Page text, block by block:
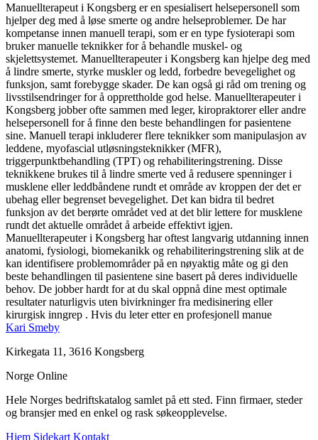
Manuellterapeut i Kongsberg er en spesialisert helsepersonell som
hjelper deg med å løse smerte og andre helseproblemer. De har
kompetanse innen manuell terapi, som er en type fysioterapi som
bruker manuelle teknikker for å behandle muskel- og
skjelettsystemet. Manuellterapeuter i Kongsberg kan hjelpe deg med
å lindre smerte, styrke muskler og ledd, forbedre bevegelighet og
funksjon, samt forebygge skader. De kan også gi råd om trening og
livsstilsendringer for å opprettholde god helse. Manuellterapeuter i
Kongsberg jobber ofte sammen med leger, kiropraktorer eller andre
helsepersonell for å finne den beste behandlingen for pasientene
sine. Manuell terapi inkluderer flere teknikker som manipulasjon av
leddene, myofascial utløsningsteknikker (MFR),
triggerpunktbehandling (TPT) og rehabiliteringstrening. Disse
teknikkene brukes til å lindre smerte ved å redusere spenninger i
musklene eller leddbåndene rundt et område av kroppen der det er
ubehag eller begrenset bevegelighet. Det kan bidra til bedret
funksjon av det berørte området ved at det blir lettere for musklene
rundt det aktuelle området å arbeide effektivt igjen.
Manuellterapeuter i Kongsberg har oftest langvarig utdanning innen
anatomi, fysiologi, biomekanikk og rehabiliteringstrening slik at de
kan identifisere problemområder på en nøyaktig måte og gi den
beste behandlingen til pasientene sine basert på deres individuelle
behov. De jobber hardt for at du skal oppnå dine mest optimale
resultater naturligvis uten bivirkninger fra medisinering eller
kirurgisk inngrep . Hvis du leter etter en profesjonell manue
Kari Smeby
Kirkegata 11, 3616 Kongsberg
Norge Online
Hele Norges bedriftskatalog samlet på ett sted. Finn firmaer, steder
og bransjer med en enkel og rask søkeopplevelse.
Hjem Sidekart Kontakt